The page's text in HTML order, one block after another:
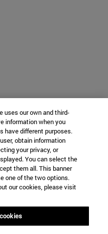
uses our own and third-
information when you
have different purposes.
obtain information
your privacy, or
You can select the
them all. This banner
one of the two options.
our cookies, please visit